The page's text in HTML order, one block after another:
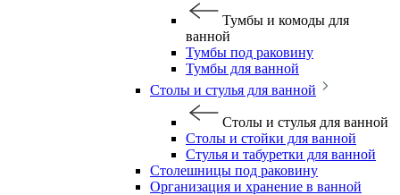
Тумбы и комоды для
ванной
Тумбы под раковину
Тумбы для ванной
Столы и стулья для ванной
Столы и стулья для ванной
Столы и стойки для ванной
Стулья и табуретки для ванной
Столешницы под раковину
Организация и хранение в ванной